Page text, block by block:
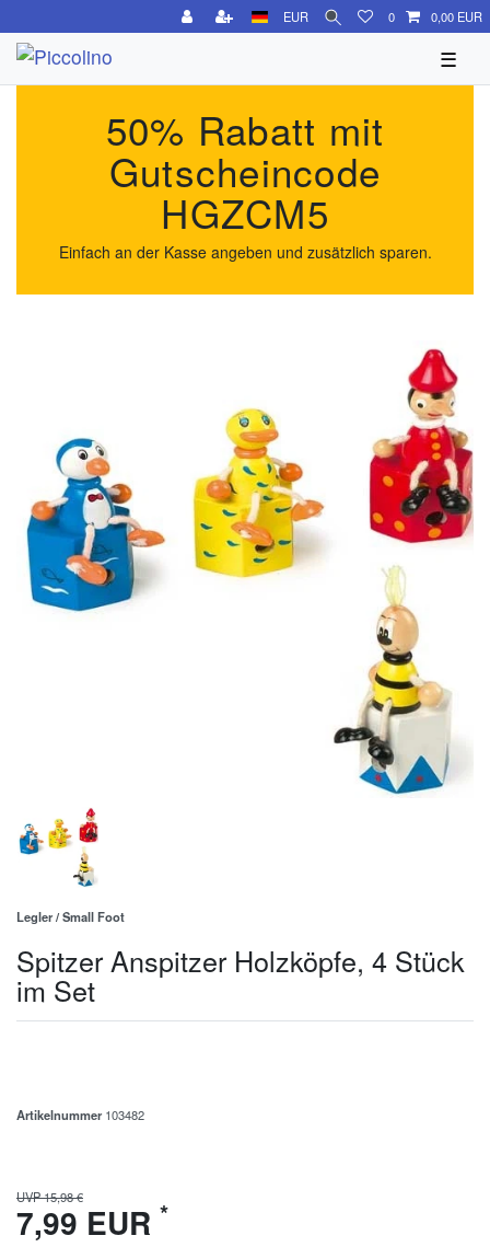
EUR 0 0,00 EUR
☰
50% Rabatt mit
Gutscheincode
HGZCM5
Einfach an der Kasse angeben und zusätzlich sparen.
Legler / Small Foot
Spitzer Anspitzer Holzköpfe, 4 Stück
im Set
Artikelnummer 103482
UVP 15,98 €
7,99 EUR *